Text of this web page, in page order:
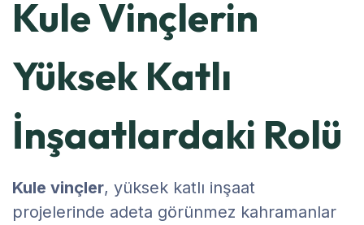
Kule Vinçlerin
Yüksek Katlı
İnşaatlardaki Rolü
Kule vinçler, yüksek katlı inşaat
projelerinde adeta görünmez kahramanlar